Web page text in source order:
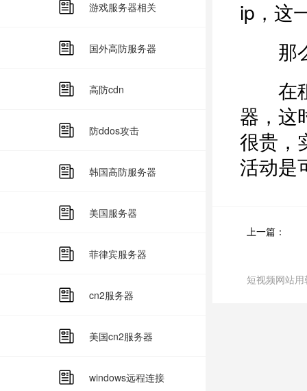
游戏服务器相关
国外高防服务器
高防cdn
防ddos攻击
韩国高防服务器
美国服务器
菲律宾服务器
cn2服务器
美国cn2服务器
windows远程连接
ip，这
那么
在租
器，这
很贵，
活动是
上一篇：
短视频网站